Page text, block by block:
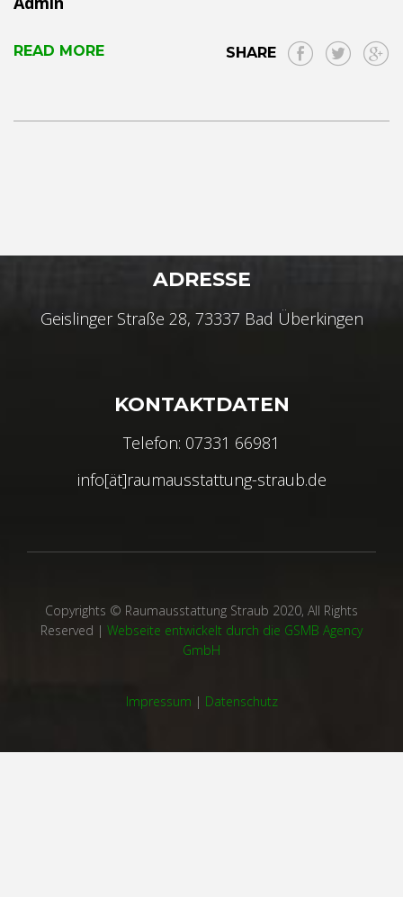
READ MORE SHARE
ADRESSE
Geislinger Straße 28, 73337 Bad Überkingen
KONTAKTDATEN
Telefon: 07331 66981
info[ät]raumausstattung-straub.de
Copyrights © Raumausstattung Straub 2020, All Rights
Reserved | Webseite entwickelt durch die GSMB Agency
GmbH
Impressum | Datenschutz